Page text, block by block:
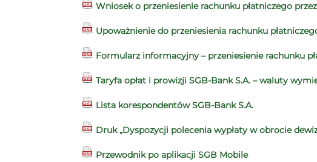
Wniosek o przeniesienie rachunku płatniczego
Upoważnienie do przeniesienia rachunku
Formularz informacyjny – przeniesienie rachunku
Taryfa opłat i prowizji SGB-Bank S.A. – waluty
Lista korespondentów SGB-Bank S.A.
Druk „Dyspozycji polecenia wypłaty w obrocie
Przewodnik po aplikacji SGB Mobile